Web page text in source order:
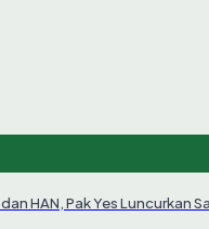
HAN, Pak Yes Luncurkan